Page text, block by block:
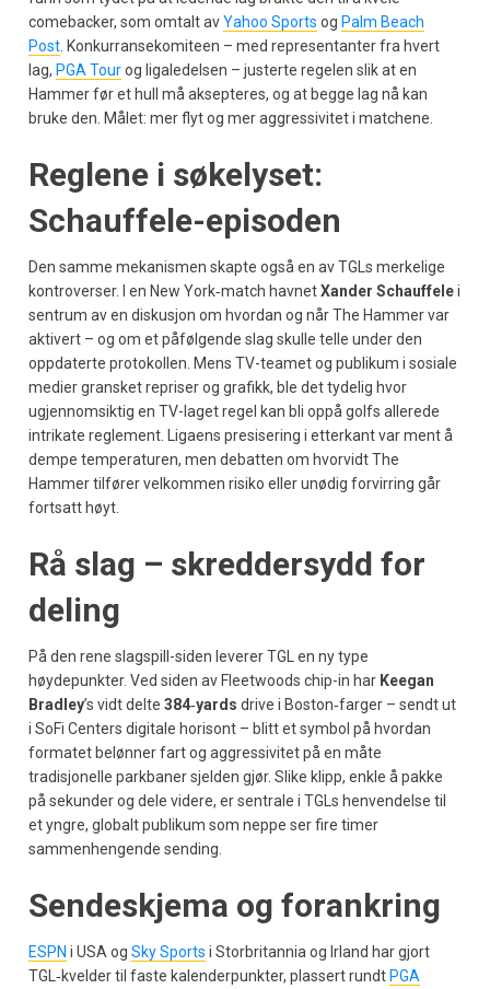
comebacker, som omtalt avYahoo Sports og Palm Beach
Post . Konkurransekomiteen – med representanter fra hvert
lag, PGA Tourog ligaledelsen – justerte regelen slik at en
Hammer før et hull må aksepteres, og at begge lag nå kan
bruke den. Målet: mer flyt og mer aggressivitet i matchene.
Reglene i søkelyset:
Schauffele-episoden
Den samme mekanismen skapte også en av TGLs merkelige
kontroverser. I en New York‑match havnetXander Schauffelei
sentrum av en diskusjon om hvordan og når The Hammer var
aktivert – og om et påfølgende slag skulle telle under den
oppdaterte protokollen. Mens TV-teamet og publikum i sosiale
medier gransket repriser og grafikk, ble det tydelig hvor
ugjennomsiktig en TV-laget regel kan bli oppå golfs allerede
intrikate reglement. Ligaens presisering i etterkant var ment å
dempe temperaturen, men debatten om hvorvidt The
Hammer tilfører velkommen risiko eller unødig forvirring går
fortsatt høyt.
Rå slag – skreddersydd for
deling
På den rene slagspill-siden leverer TGL en ny type
høydepunkter. Ved siden av Fleetwoods chip-in har Keegan
Bradley’s vidt delte 384‑yards drive i Boston‑farger – sendt ut
i SoFi Centers digitale horisont – blitt et symbol på hvordan
formatet belønner fart og aggressivitet på en måte
tradisjonelle parkbaner sjelden gjør. Slike klipp, enkle å pakke
på sekunder og dele videre, er sentrale i TGLs henvendelse til
et yngre, globalt publikum som neppe ser fire timer
sammenhengende sending.
Sendeskjema og forankring
ESPN i USA og Sky Sports i Storbritannia og Irland har gjort
TGL‑kvelder til faste kalenderpunkter, plassert rundt PGA